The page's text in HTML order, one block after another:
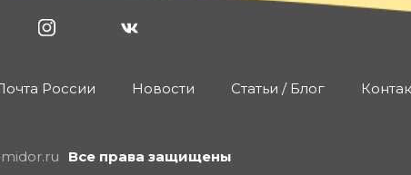
России Новости Статьи / Блог
Все права защищены